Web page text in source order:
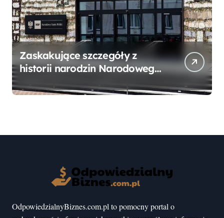
Zaskakujące szczegóły z
historii narodzin Narodowego
mogłeś nie wiedzieć
OdpowiedzialnyBiznes.com.pl to pomocny portal o